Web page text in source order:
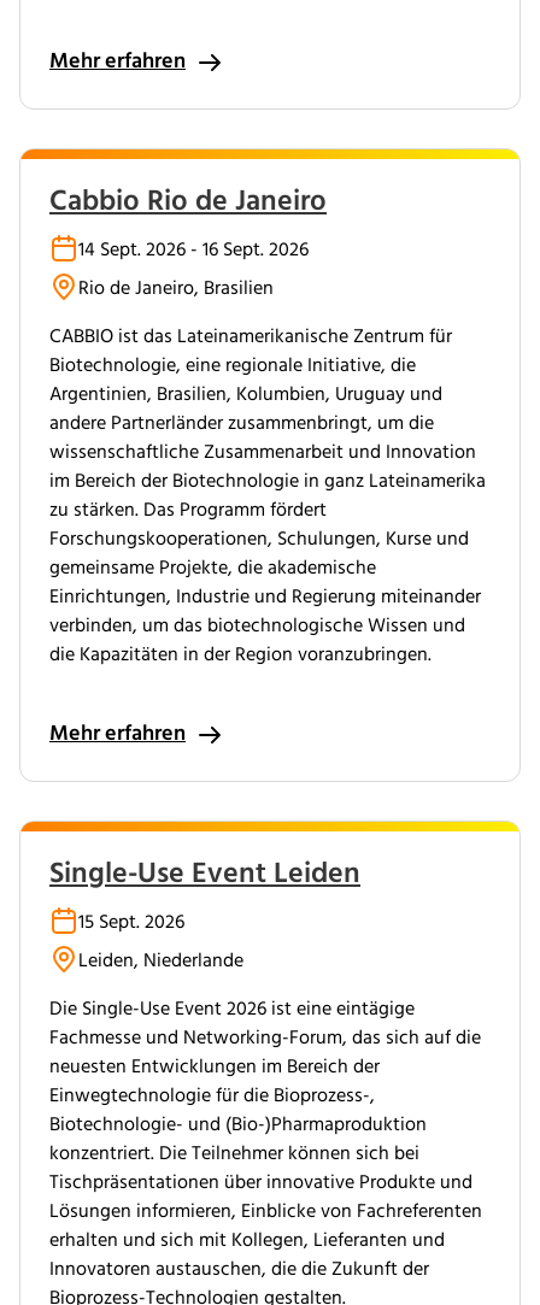
Mehr erfahren
Cabbio Rio de Janeiro
14 Sept. 2026 - 16 Sept. 2026
Rio de Janeiro, Brasilien
CABBIO ist das Lateinamerikanische Zentrum für
Biotechnologie, eine regionale Initiative, die
Argentinien, Brasilien, Kolumbien, Uruguay und
andere Partnerländer zusammenbringt, um die
wissenschaftliche Zusammenarbeit und Innovation
im Bereich der Biotechnologie in ganz Lateinamerika
zu stärken. Das Programm fördert
Forschungskooperationen, Schulungen, Kurse und
gemeinsame Projekte, die akademische
Einrichtungen, Industrie und Regierung miteinander
verbinden, um das biotechnologische Wissen und
die Kapazitäten in der Region voranzubringen.
Mehr erfahren
Single-Use Event Leiden
15 Sept. 2026
Leiden, Niederlande
Die Single-Use Event 2026 ist eine eintägige
Fachmesse und Networking-Forum, das sich auf die
neuesten Entwicklungen im Bereich der
Einwegtechnologie für die Bioprozess-,
Biotechnologie- und (Bio-)Pharmaproduktion
konzentriert. Die Teilnehmer können sich bei
Tischpräsentationen über innovative Produkte und
Lösungen informieren, Einblicke von Fachreferenten
erhalten und sich mit Kollegen, Lieferanten und
Innovatoren austauschen, die die Zukunft der